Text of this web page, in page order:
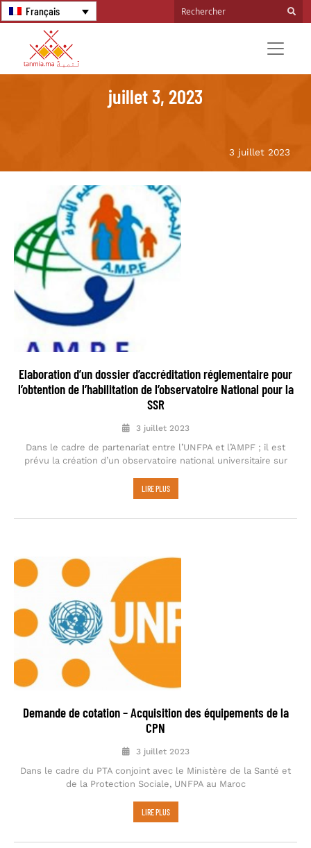
Français
juillet 3, 2023
3 juillet 2023
Elaboration d’un dossier d’accréditation réglementaire pour
l’obtention de l’habilitation de l’observatoire National pour la
SSR
3 juillet 2023
Dans le cadre de partenariat entre l’UNFPA et l’AMPF ; il est
prévu la création d’un observatoire national universitaire sur
LIRE PLUS
Demande de cotation – Acquisition des équipements de la
CPN
3 juillet 2023
Dans le cadre du PTA conjoint avec le Ministère de la Santé et
de la Protection Sociale, UNFPA au Maroc
LIRE PLUS